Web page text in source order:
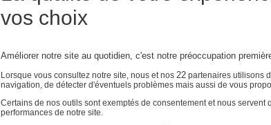
vos choix
Améliorer notre site au quotidien, c'est notre préoccupation
Lorsque vous consultez notre site, nous et nos 22 partenaires utilisons
navigation, de détecter d'éventuels problèmes mais aussi de vous
Certains de nos outils sont exemptés de consentement et nous
performances de notre site.